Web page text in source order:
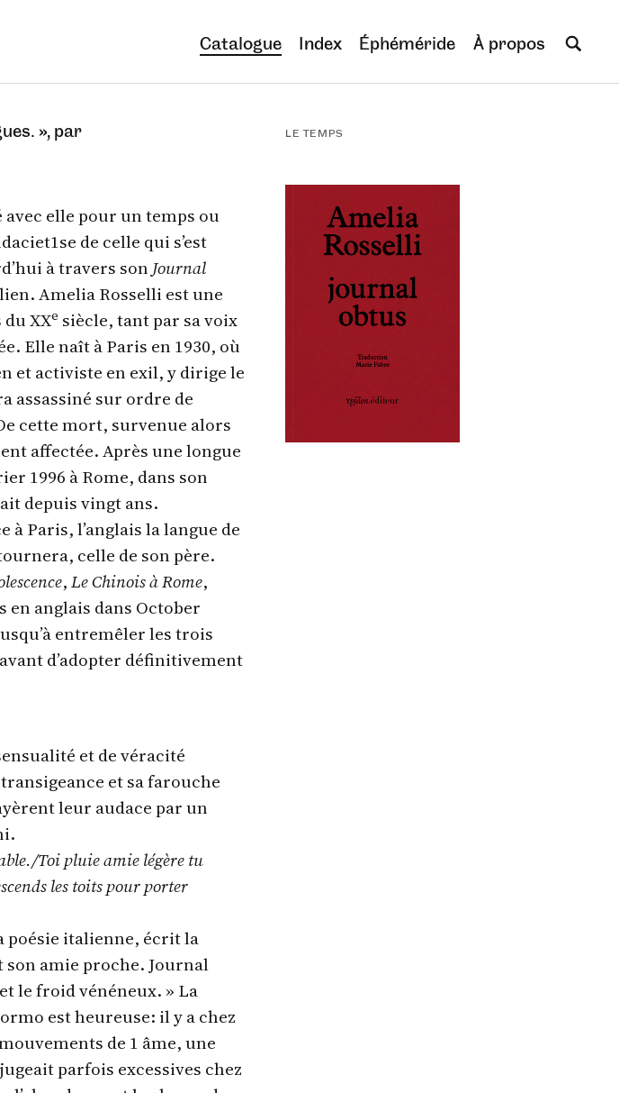
Catalogue Index Éphéméride À propos
», par
LE TEMPS
elle pour un temps ou
de celle qui s’est
à travers son Journal
Amelia Rosselli est une
XXe siècle, tant par sa voix
Elle naît à Paris en 1930, où
et activiste en exil, y dirige le
assassiné sur ordre de
cette mort, survenue alors
affectée. Après une longue
1996 à Rome, dans son
depuis vingt ans.
à Paris, l’anglais la langue de
celle de son père.
,Le Chinois à Rome,
en anglais dans October
entremêler les trois
avant d’adopter définitivement
et de véracité
et sa farouche
leur audace par un
Toi pluie amie légère tu
les toits pour porter
poésie italienne, écrit la
amie proche. Journal
le froid vénéneux. » La
est heureuse: il y a chez
de 1 âme, une
parfois excessives chez